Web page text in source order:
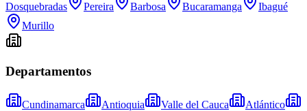
Dosquebradas
Pereira Barbosa Bucaramanga
Ibagué
Murillo
Departamentos
Cundinamarca Antioquia Valle del Cauca Atlántico